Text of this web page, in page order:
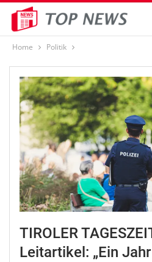
Home Politik
TIROLER
Leitartikel: „Ein